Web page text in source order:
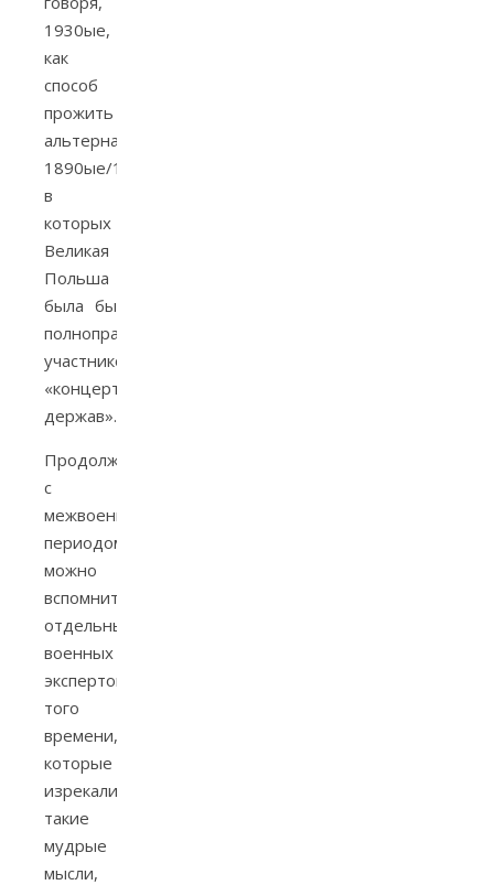
1930ые,
как
способ
прожить
альтернативные
1890ые/1900ые,
в
которых
Великая
Польша
была бы
полноправным
участником
«концерта
держав».
Продолжая
с
межвоенным
периодом,
можно
вспомнить
отдельных
военных
экспертов
того
времени,
которые
изрекали
такие
мудрые
мысли,